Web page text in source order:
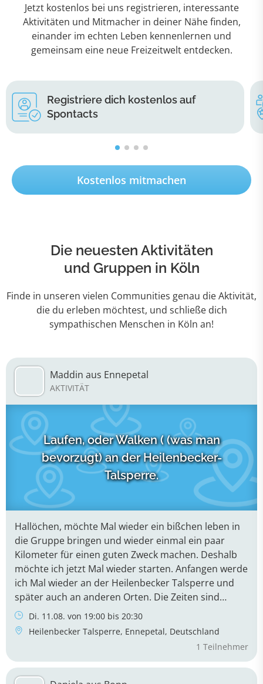
Jetzt kostenlos bei uns registrieren, interessante
Aktivitäten und Mitmacher in deiner Nähe finden,
einander im echten Leben kennenlernen und
gemeinsam eine neue Freizeitwelt entdecken.
Registriere dich kostenlos auf
Spontacts
Kostenlos mitmachen
Die neuesten Aktivitäten
und Gruppen in Köln
Finde in unseren vielen Communities genau die Aktivität,
die du erleben möchtest, und schließe dich
sympathischen Menschen in Köln an!